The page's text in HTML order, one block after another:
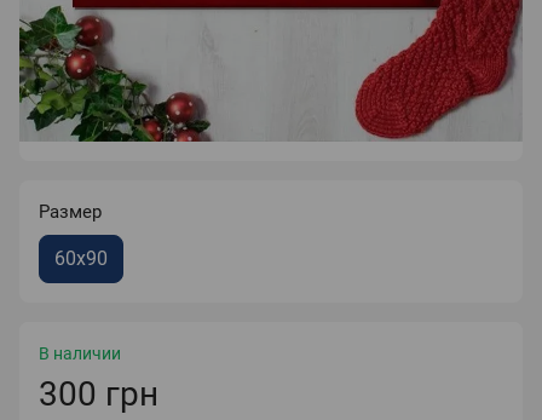
Размер
60x90
В наличии
300 грн